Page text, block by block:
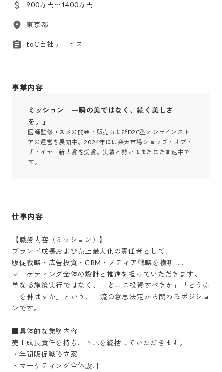
900万円〜1400万円
東京都
toC自社サービス
事業内容
ミッション「一瞬の美ではなく、続く美しさ
を。」
医師監修コスメの開発・販売およびD2C型オンラインスト
アの運営を展開中。2024年には楽天市場ショップ・オブ・
ザ・イヤー新人賞を受賞。実績と勢いはまだまだ加速中で
す。
仕事内容
【職務内容（ミッション）】
ブランド成長および売上最大化の責任者として、
販促戦略・広告投資・CRM・メディア戦略を横断し、
マーケティング全体の設計と推進を担っていただきます。
単なる施策実行ではなく、「どこに投資すべきか」「どう売
上を伸ばすか」という、上流の意思決定から関わるポジショ
ンです。
■具体的な業務内容
売上成長責任を持ち、下記を統括していただきます。
・年間販促戦略立案
・マーケティング全体設計